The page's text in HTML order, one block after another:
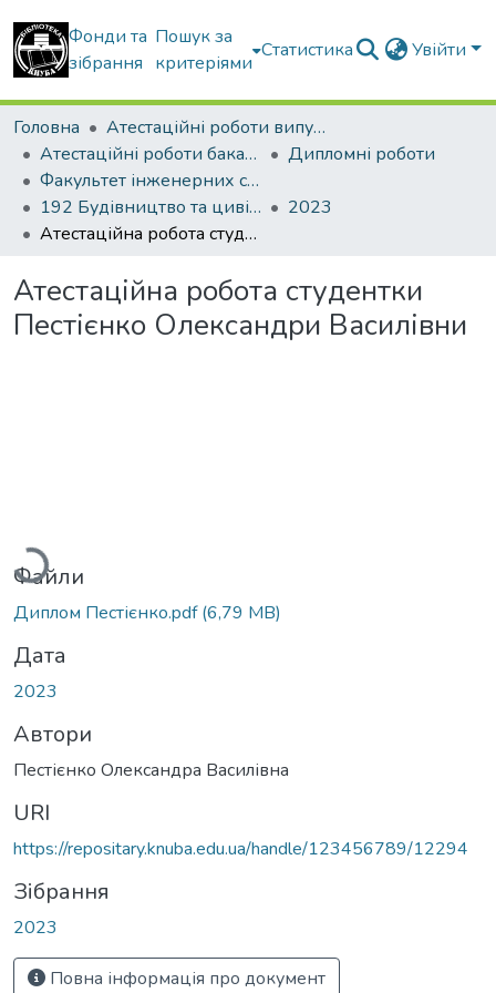
Фонди та
зібрання
Пошук за
критеріями
Статистика Увійти
Головна
Атестаційні роботи випускників
Атестаційні роботи бакалаврів
Дипломні роботи
Факультет інженерних систем та екології
192 Будівництво та цивільна інженерія. Водопостачання та водовідведення
2023
Атестаційна робота студентки Пестієнко Олександри Василівни
Атестаційна робота студентки
Пестієнко Олександри Василівни
Файли
Диплом Пестієнко.pdf(6,79 MB)
Дата
2023
Автори
Пестієнко Олександра Василівна
URI
https://repositary.knuba.edu.ua/handle/123456789/12294
Зібрання
2023
Повна інформація про документ